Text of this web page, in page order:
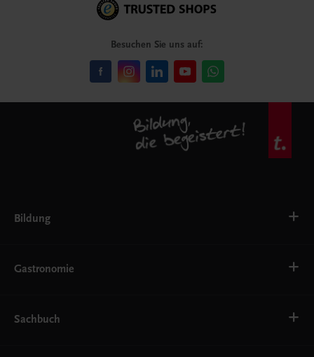
Besuchen Sie uns auf:
Bildung
AHS
EWF/ZWF
FW
Gastronomie
Getränke
Sachbuch